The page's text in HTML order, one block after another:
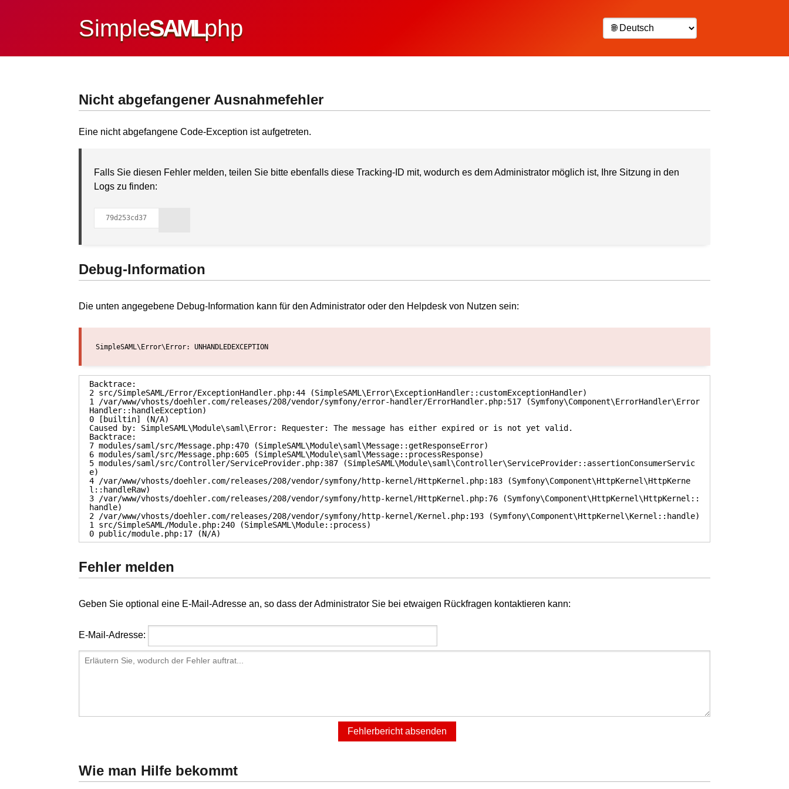
SimpleSAMLphp
Nicht abgefangener Ausnahmefehler
Eine nicht abgefangene Code-Exception ist aufgetreten.
Falls Sie diesen Fehler melden, teilen Sie bitte ebenfalls diese Tracking-ID mit, wodurch es dem Administrator möglich ist, Ihre Sitzung in den
Logs zu finden:
79d253cd37
Debug-Information
Die unten angegebene Debug-Information kann für den Administrator oder den Helpdesk von Nutzen sein:
SimpleSAML\Error\Error: UNHANDLEDEXCEPTION
Backtrace:
2 src/SimpleSAML/Error/ExceptionHandler.php:44 (SimpleSAML\Error\ExceptionHandler::customExceptionHandler)
1 /var/www/vhosts/doehler.com/releases/208/vendor/symfony/error-handler/ErrorHandler.php:517 (Symfony\Component\ErrorHandler\Error
Handler::handleException)
0 [builtin] (N/A)
Caused by: SimpleSAML\Module\saml\Error: Requester: The message has either expired or is not yet valid.
Backtrace:
7 modules/saml/src/Message.php:470 (SimpleSAML\Module\saml\Message::getResponseError)
6 modules/saml/src/Message.php:605 (SimpleSAML\Module\saml\Message::processResponse)
5 modules/saml/src/Controller/ServiceProvider.php:387 (SimpleSAML\Module\saml\Controller\ServiceProvider::assertionConsumerServic
e)
4 /var/www/vhosts/doehler.com/releases/208/vendor/symfony/http-kernel/HttpKernel.php:183 (Symfony\Component\HttpKernel\HttpKerne
l::handleRaw)
3 /var/www/vhosts/doehler.com/releases/208/vendor/symfony/http-kernel/HttpKernel.php:76 (Symfony\Component\HttpKernel\HttpKernel::
handle)
2 /var/www/vhosts/doehler.com/releases/208/vendor/symfony/http-kernel/Kernel.php:193 (Symfony\Component\HttpKernel\Kernel::handle)
1 src/SimpleSAML/Module.php:240 (SimpleSAML\Module::process)
0 public/module.php:17 (N/A)
Fehler melden
Geben Sie optional eine E-Mail-Adresse an, so dass der Administrator Sie bei etwaigen Rückfragen kontaktieren kann:
E-Mail-Adresse:
Wie man Hilfe bekommt